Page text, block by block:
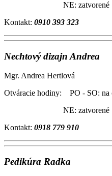
NE: zatvorené
Kontakt: 0910 393 323
Nechtový dizajn Andrea
Mgr. Andrea Hertlová
Otváracie hodiny: PO - SO: na
NE: zatvorené
Kontakt: 0918 779 910
Pedikúra Radka